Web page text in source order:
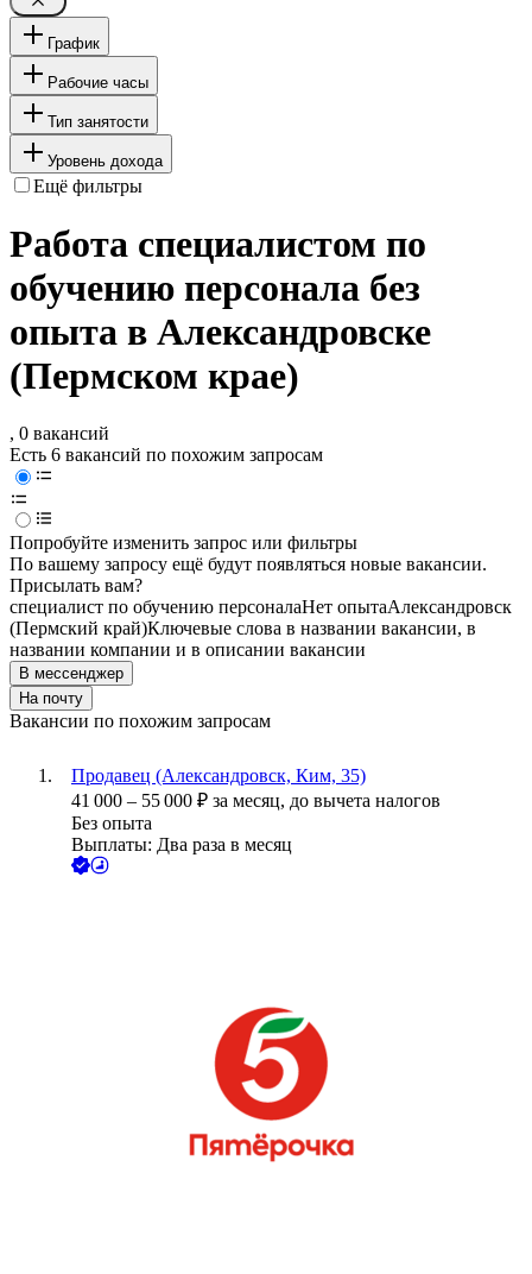
График
Рабочие часы
Тип занятости
Уровень дохода
Ещё фильтры
Работа специалистом по
обучению персонала без
опыта в Александровске
(Пермском крае)
, 0 вакансий
Есть 6 вакансий по похожим запросам
Попробуйте изменить запрос или фильтры
По вашему запросу ещё будут появляться новые вакансии.
Присылать вам?
специалист по обучению персоналаНет опытаАлександровск
(Пермский край)Ключевые слова в названии вакансии, в
названии компании и в описании вакансии
В мессенджер
На почту
Вакансии по похожим запросам
Продавец (Александровск, Ким, 35)
41 000 – 55 000 ₽ за месяц, до вычета налогов
Без опыта
Выплаты: Два раза в месяц